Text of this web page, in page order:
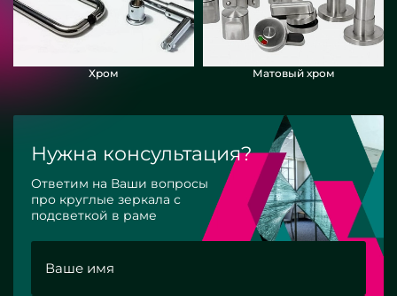
Хром Матовый хром
Нужна консультация?
Ответим на Ваши вопросы
про круглые зеркала с
подсветкой в раме